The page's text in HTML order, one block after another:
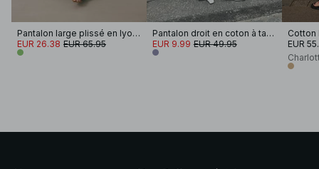
Pantalon large plissé en lyocell
EUR 26.38 EUR 65.95
Pantalon droit en coton à taille mi-haute
EUR 9.99 EUR 49.95
EUR